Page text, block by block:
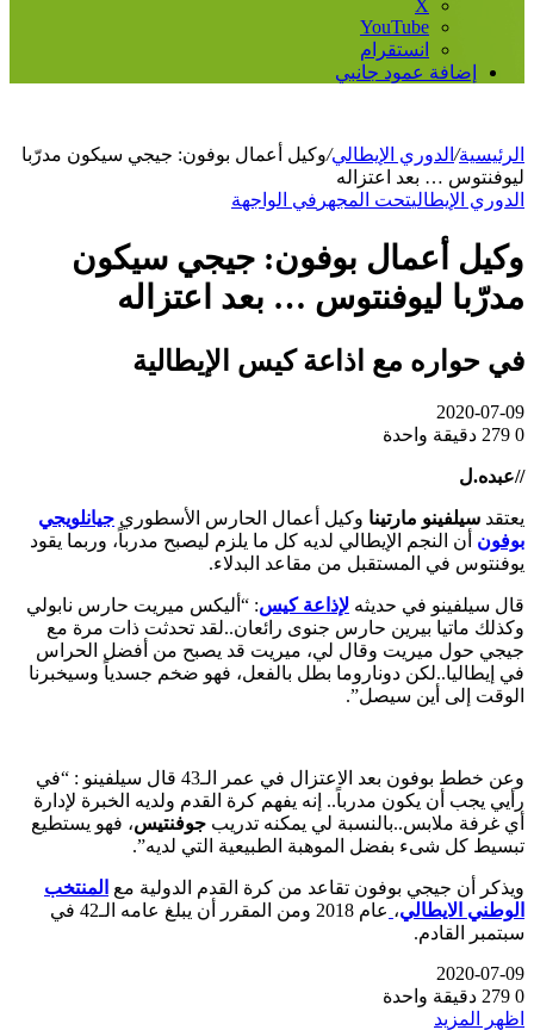
‫X
‫YouTube
انستقرام
إضافة عمود جانبي
الرئيسية/ الدوري الإيطالي/وكيل أعمال بوفون: جيجي سيكون مدرّبا
ليوفنتوس … بعد اعتزاله
الدوري الإيطاليتحت المجهر في الواجهة
وكيل أعمال بوفون: جيجي سيكون
مدرّبا ليوفنتوس … بعد اعتزاله
في حواره مع اذاعة كيس الإيطالية
2020-07-09
0
دقيقة واحدة
//عبده.ل
يعتقد سيلفينو مارتينا وكيل أعمال الحارس الأسطوري جيانلويجي
بوفون أن النجم الإيطالي لديه كل ما يلزم ليصبح مدرباً، وربما يقود
يوفنتوس في المستقبل من مقاعد البدلاء.
قال سيلفينو في حديثه لإذاعة كيس: “أليكس ميريت حارس نابولي
وكذلك ماتيا بيرين حارس جنوى رائعان..لقد تحدثت ذات مرة مع
جيجي حول ميريت وقال لي، ميريت قد يصبح من أفضل الحراس
في إيطاليا..لكن دوناروما بطل بالفعل، فهو ضخم جسدياً وسيخبرنا
الوقت إلى أين سيصل”.
وعن خطط بوفون بعد الاعتزال في عمر الـ43 قال سيلفينو : “في
رأيي يجب أن يكون مدرباً.. إنه يفهم كرة القدم ولديه الخبرة لإدارة
أي غرفة ملابس..بالنسبة لي يمكنه تدريب جوفنتيس، فهو يستطيع
تبسيط كل شىء بفضل الموهبة الطبيعية التي لديه”.
ويذكر أن جيجي بوفون تقاعد من كرة القدم الدولية مع المنتخب
الوطني الايطالي،
عام 2018 ومن المقرر أن يبلغ عامه الـ42 في
سبتمبر القادم.
2020-07-09
0
دقيقة واحدة
اظهر المزيد